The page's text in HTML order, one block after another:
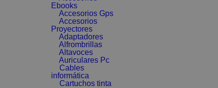
Ebooks
Accesorios Gps
Accesorios
Proyectores
Adaptadores
Alfrombrillas
Altavoces
Auriculares Pc
Cables
informática
Cartuchos tinta